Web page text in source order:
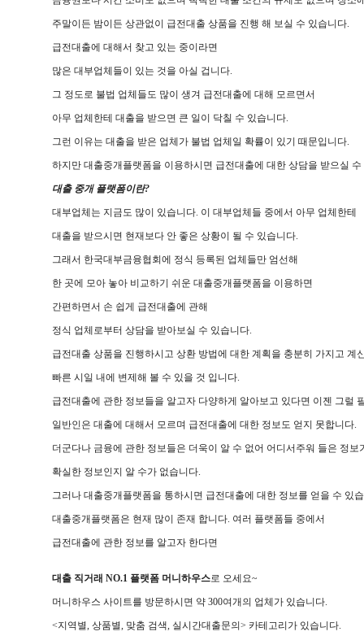
주말이든 밤이든 상관없이 급전대출 상품을 진행 해 보실 수 있습니다.
급전대출에 대해서 찾고 있는 중이라면
많은 대부업체들이 있는 것을 아실 겁니다.
그 정도로 불법 업체들도 많이 생겨 급전대출에 대해 모르면서
아무 업체한테 대출을 받으면 큰 일이 닥칠 수 있습니다.
그런 이유는 대출을 받은 업체가 불법 업체일 확률이 있기 때문입니다.
하지만 대출중개플랫폼을 이용하시면 급전대출에 대한 상담을 받으실 수
대출 중개 플랫폼이란?
대부업체는 지금도 많이 있습니다. 이 대부업체들 중에서 아무 업체한테
대출을 받으시면 현재보다 안 좋은 상황이 될 수 있습니다.
그래서 한국대부금융협회에 정식 등록된 업체들만 엄선해
한 곳에 모아 놓아 비교하기 쉬운 대출중개플랫폼을 이용하면
간편하면서 손 쉽게 급전대출에 관해
정식 업체로부터 상담을 받아보실 수 있습니다.
급전대출 상품을 진행하시고 상환 방법에 대한 계획을 충분히 가지고 계
빠른 시일 내에 변제해 볼 수 있을 것 입니다.
급전대출에 관한 정보들을 알고자 다양하게 알아보고 있다면 이젠 그럴
일반인은 대출에 대해서 모르며 급전대출에 대한 정보도 얻지 못합니다.
더군다나 금융에 관한 정보들은 더욱이 알 수 없어 어디서주워 들은 정보
확실한 정보인지 알 수가 없습니다.
그러나 대출중개플랫폼을 통하시면 급전대출에 대한 정보를 얻을 수 있
대출중개플랫폼은 현재 많이 존재 합니다. 여러 플랫폼들 중에서
급전대출에 관한 정보를 알고자 한다면
대출 직거래 NO.1 플랫폼 머니하우스로 오세요~
머니하우스 사이트를 방문하시면 약 300여개의 업체가 있습니다.
<지역별, 상품별, 맞춤 검색, 실시간대출문의> 카테고리가 있습니다.